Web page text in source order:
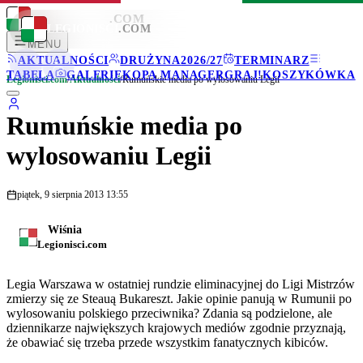
LEGIONISCI .COM
MENU
AKTUALNOŚCI
DRUŻYNA2026/27
TERMINARZ
TABELA
GALERIEKOPA MANAGERGRAJ!KOSZYKÓWKA
LEGIONISCI .COM
Legionisci.com/Aktualności/Rumuńskie media po wylosowaniu Legii
Rumuńskie media po
wylosowaniu Legii
piątek, 9 sierpnia 2013 13:55
Wiśnia
Legionisci.com
Legia Warszawa w ostatniej rundzie eliminacyjnej do Ligi Mistrzów
zmierzy się ze Steauą Bukareszt. Jakie opinie panują w Rumunii po
wylosowaniu polskiego przeciwnika? Zdania są podzielone, ale
dziennikarze największych krajowych mediów zgodnie przyznają,
że obawiać się trzeba przede wszystkim fanatycznych kibiców.